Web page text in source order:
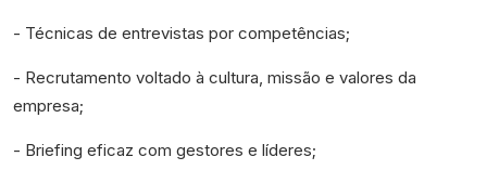
- Técnicas de entrevistas por competências;
- Recrutamento voltado à cultura, missão e valores da
empresa;
- Briefing eficaz com gestores e líderes;